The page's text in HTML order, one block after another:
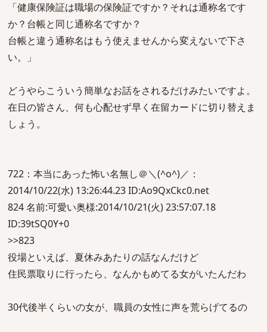
「健康保険証は職場の保険証ですか？それは通称名です
か？台帳と同じ通称名ですか？
台帳と違う通称名はもう使えませんから変えないで下さ
い。」
どうやらこういう簡単なお話をされるだけみたいですよ。
在日の皆さん、何も心配せず早く在留カードに切り替えま
しょう。
722：本当にあった怖い名無し＠＼(^o^)／：
2014/10/22(水) 13:26:44.23 ID:Ao9QxCkc0.net
824 名前:可愛い奥様:2014/10/21(火) 23:57:07.18
ID:39tSQ0Y+0
>>823
役場といえば、夏休みあたりの話なんだけど
住民票取りに行ったら、なんかもめてる女がいたんだわ
30代後半くらいの女が、職員の女性に声を荒らげてるの